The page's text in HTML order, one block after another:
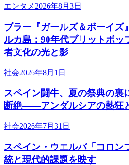
エンタメ 2026年8月3日
ブラー『ガールズ＆ボーイズ
ルカ島：90年代ブリットポッ
者文化の光と影
社会2026年8月1日
スペイン闘牛、夏の祭典の裏
断絶――アンダルシアの熱狂
社会2026年7月31日
スペイン・ウエルバ「コロン
統と現代的課題を映す